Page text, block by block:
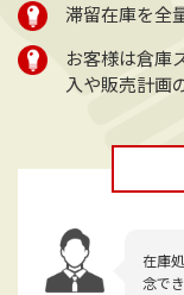
滞留在庫を全
お客様は倉庫
入や販売計画
在庫
念で